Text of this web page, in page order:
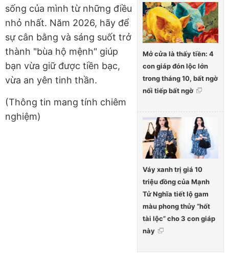
Mở cửa là thấy tiền: 4
con giáp đón lộc lớn
trong tháng 10, bất ngờ
nối tiếp bất ngờ
Váy xanh trị giá 10
triệu đồng của Mạnh
Tử Nghĩa tiết lộ gam
màu phong thủy “hốt
tài lộc” cho 3 con giáp
này
sống của mình từ những điều
nhỏ nhất. Năm 2026, hãy để
sự cân bằng và sáng suốt trở
thành "bùa hộ mệnh" giúp
bạn vừa giữ được tiền bạc,
vừa an yên tinh thần.
(Thông tin mang tính chiêm
nghiệm)